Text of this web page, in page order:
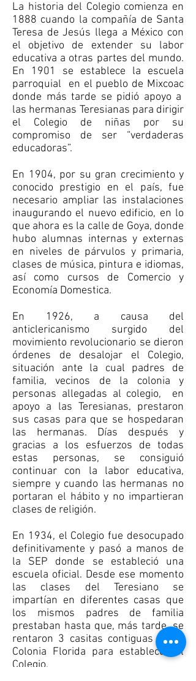
La historia del Colegio comienza en
1888 cuando la compañía de Santa
Teresa de Jesús llega a México con
el objetivo de extender su labor
educativa a otras partes del mundo.
En 1901 se establece la escuela
parroquial en el pueblo de Mixcoac
donde más tarde se pidió apoyo a
las hermanas Teresianas para dirigir
el Colegio de niñas por su
compromiso de ser “verdaderas
educadoras”.
En 1904, por su gran crecimiento y
conocido prestigio en el país, fue
necesario ampliar las instalaciones
inaugurando el nuevo edificio, en lo
que ahora es la calle de Goya, donde
hubo alumnas internas y externas
en niveles de párvulos y primaria,
clases de música, pintura e idiomas,
así como cursos de Comercio y
Economía Domestica.
En 1926, a causa del
anticlericanismo surgido del
movimiento revolucionario se dieron
órdenes de desalojar el Colegio,
situación ante la cual padres de
familia, vecinos de la colonia y
personas allegadas al colegio, en
apoyo a las Teresianas, prestaron
sus casas para que se hospedaran
las hermanas. Días después y
gracias a los esfuerzos de todas
estas personas, se consiguió
continuar con la labor educativa,
siempre y cuando las hermanas no
portaran el hábito y no impartieran
clases de religión.
En 1934, el Colegio fue desocupado
definitivamente y pasó a manos de
la SEP donde se estableció una
escuela oficial. Desde ese momento
las clases del Teresiano se
impartían en diferentes casas que
los mismos padres de familia
prestaban hasta que, más tarde, se
rentaron 3 casitas contiguas en la
Colonia Florida para establecer el
Colegio.